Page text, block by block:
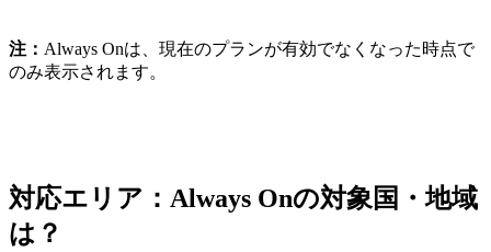
注： Always Onは、現在のプランが有効でなくなった時点で
のみ表示されます。
対応エリア：Always Onの対象国・地域
は？